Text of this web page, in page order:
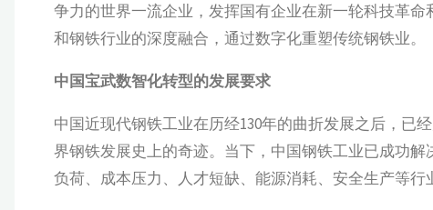
争力的世界一流企业，发挥国有企业在新一轮科技革
和钢铁行业的深度融合，通过数字化重塑传统钢铁业。
中国宝武数智化转型的发展要求
中国近现代钢铁工业在历经130年的曲折发展之后，已
界钢铁发展史上的奇迹。当下，中国钢铁工业已成功
负荷、成本压力、人才短缺、能源消耗、安全生产等行